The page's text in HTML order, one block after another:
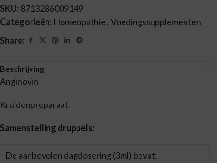
SKU: 8713286009149
Categorieën: Homeopathie, Voedingssupplementen
Share:
Beschrijving
Anginovin
Kruidenpreparaat
Samenstelling druppels:
De aanbevolen dagdosering (3ml) bevat: